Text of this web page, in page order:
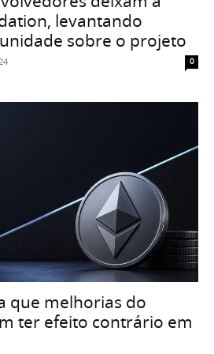
levantando
sobre o projeto
0
que melhorias do
ter efeito contrário em